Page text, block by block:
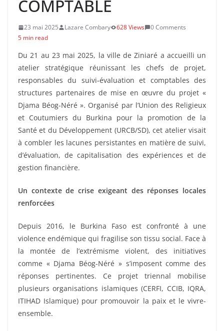
COMPTABLE
23 mai 2025 Lazare Combary 628 Views
0 Comments
5 min read
Du 21 au 23 mai 2025, la ville de Ziniaré a accueilli un
atelier stratégique réunissant les chefs de projet,
responsables du suivi-évaluation et comptables des
structures partenaires de mise en œuvre du projet «
Djama Béog-Néré ». Organisé par l’Union des Religieux
et Coutumiers du Burkina pour la promotion de la
Santé et du Développement (URCB/SD), cet atelier visait
à combler les lacunes persistantes en matière de suivi,
d’évaluation, de capitalisation des expériences et de
gestion financière.
Un contexte de crise exigeant des réponses locales
renforcées
Depuis 2016, le Burkina Faso est confronté à une
violence endémique qui fragilise son tissu social. Face à
la montée de l’extrémisme violent, des initiatives
comme « Djama Béog-Néré » s’imposent comme des
réponses pertinentes. Ce projet triennal mobilise
plusieurs organisations islamiques (CERFI, CCIB, IQRA,
ITIHAD Islamique) pour promouvoir la paix et le vivre-
ensemble.